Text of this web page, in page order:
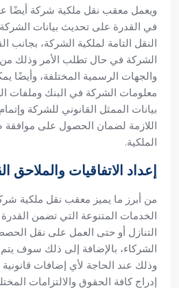
ويعمل معقب نقل ملكية شركة أيضًا
في القدرة على تحديث بيانات الشركة
النقل التامة لملكية الشركة، بجانب
الشركة في حال تطلب الأمر وذلك
والجهات الرسمية المختلفة، وأيضًا
معلومات الشركة في البنك وملفات
بيانات الممثل القانوني للشركة
اللازمة لضمان الحصول على
الملكية.
إعداد الاتفاقيات والملاحق
من أبرز ما يميز معقب نقل ملكية
الخدمات المتنوعة التي تضمن
التنازل أو حتى العمل على نقل
الشركاء، بالإضافة إلى ذلك سوف يتم
وذلك عند الحاجة لأي إضافات
إدراج كافة الحقوق والالتزامات